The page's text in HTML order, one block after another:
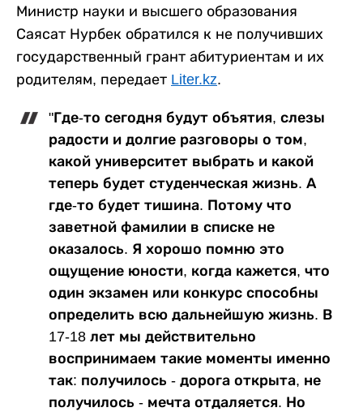
Министр науки и высшего образования
Саясат Нурбек обратился к не получивших
государственный грант абитуриентам и их
родителям, передает Liter.kz.
"Где-то сегодня будут объятия, слезы
радости и долгие разговоры о том,
какой университет выбрать и какой
теперь будет студенческая жизнь. А
где-то будет тишина. Потому что
заветной фамилии в списке не
оказалось. Я хорошо помню это
ощущение юности, когда кажется, что
один экзамен или конкурс способны
определить всю дальнейшую жизнь. В
17-18 лет мы действительно
воспринимаем такие моменты именно
так: получилось - дорога открыта, не
получилось - мечта отдаляется. Но